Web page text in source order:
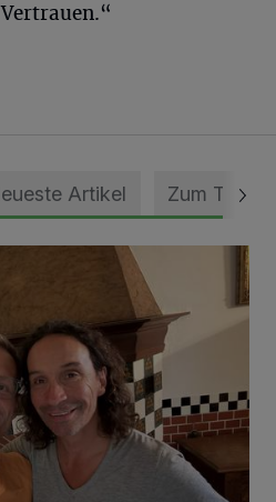
Artikel Zum Thema
1 Song